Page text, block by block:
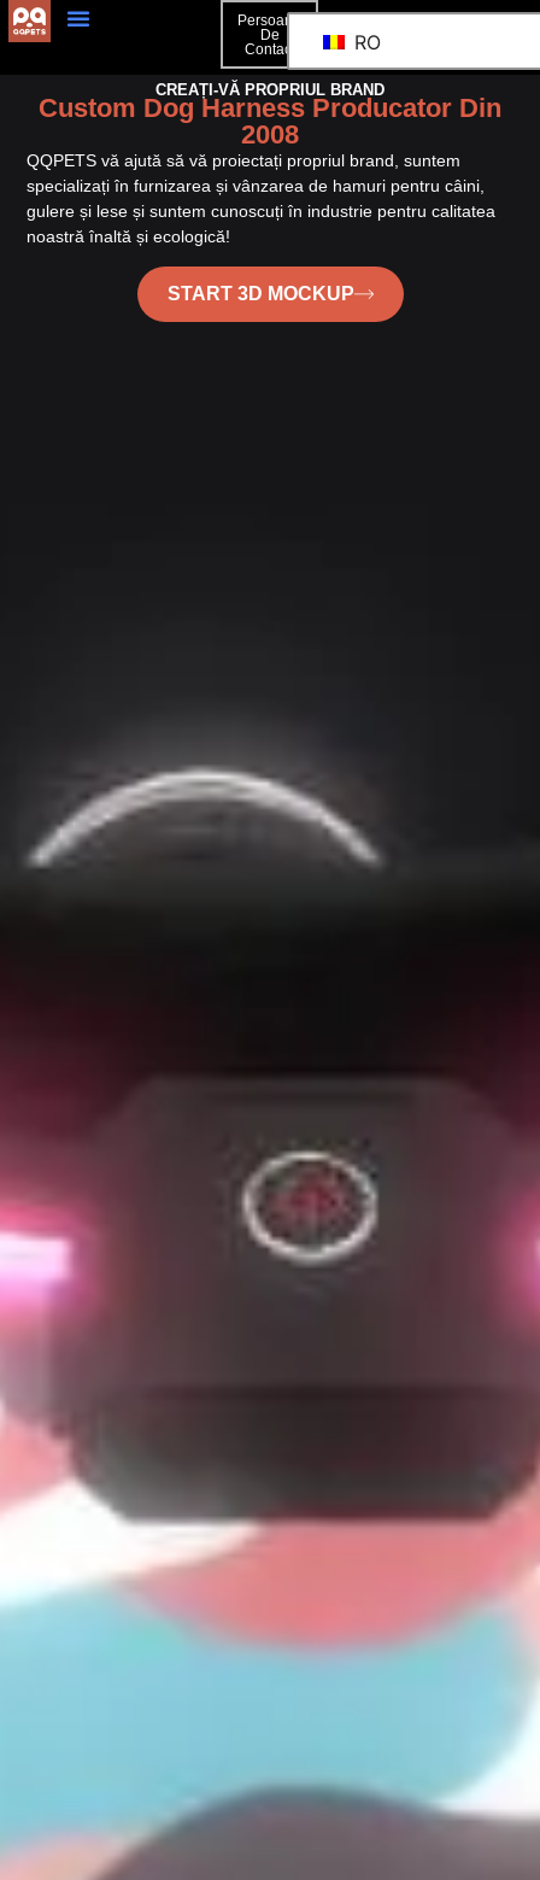
Persoană
De
Contact
RO
CREAȚI-VĂ PROPRIUL BRAND
Custom Dog Harness Producator Din
2008
QQPETS vă ajută să vă proiectați propriul brand, suntem
specializați în furnizarea și vânzarea de hamuri pentru câini,
gulere și lese și suntem cunoscuți în industrie pentru calitatea
noastră înaltă și ecologică!
START 3D MOCKUP